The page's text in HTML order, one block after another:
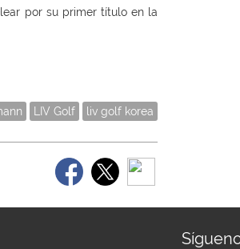
por su primer título en la
LIV Golf liv golf korea